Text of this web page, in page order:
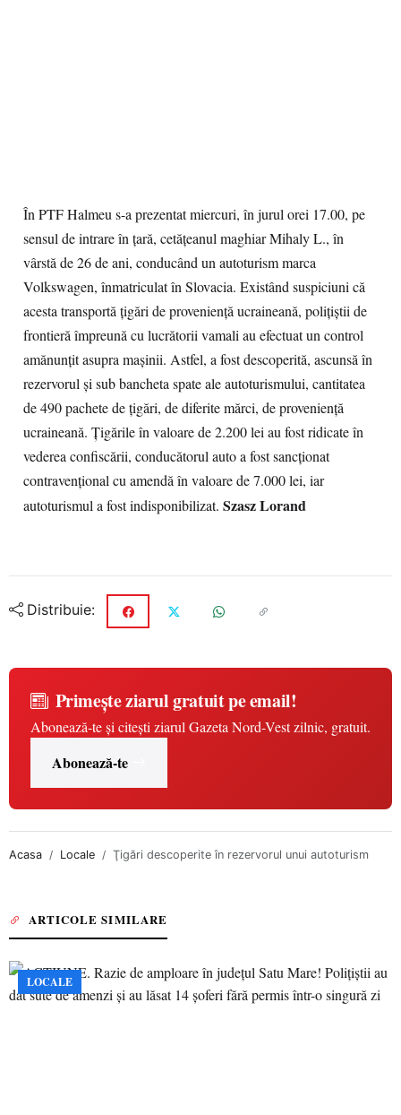
În PTF Halmeu s-a prezentat miercuri, în jurul orei 17.00, pe
sensul de intrare în ţară, cetăţeanul maghiar Mihaly L., în
vârstă de 26 de ani, conducând un autoturism marca
Volkswagen, înmatriculat în Slovacia. Existând suspiciuni că
acesta transportă ţigări de provenienţă ucraineană, poliţiştii de
frontieră împreună cu lucrătorii vamali au efectuat un control
amănunţit asupra maşinii. Astfel, a fost descoperită, ascunsă în
rezervorul şi sub bancheta spate ale autoturismului, cantitatea
de 490 pachete de ţigări, de diferite mărci, de provenienţă
ucraineană. Ţigările în valoare de 2.200 lei au fost ridicate în
vederea confiscării, conducătorul auto a fost sancţionat
contravenţional cu amendă în valoare de 7.000 lei, iar
autoturismul a fost indisponibilizat. Szasz Lorand
Distribuie:
Primește ziarul gratuit pe email!
Abonează-te și citești ziarul Gazeta Nord-Vest zilnic, gratuit.
Abonează-te
Acasa Locale Ţigări descoperite în rezervorul unui autoturism
ARTICOLE SIMILARE
LOCALE